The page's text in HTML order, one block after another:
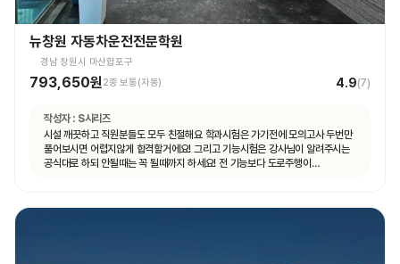
뉴창원 자동차운전전문학원
경남 창원시 마산합포구
793,650원2종 보통(자동) 4.9(7)
작성자 : S시리즈
시설 깨끗하고 직원분들도 모두 친절해요 학과시험은 가기전에 모의고사 두번만
풀어보시면 어렵지않게 합격할거에요! 그리고 기능시험은 강사님이 알려주시는
공식대로 하되 안될때는 꼭 될때까지 하세요! 전 기능보다 도로주행이